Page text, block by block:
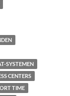
SYSTEMEN
CENTERS
TIME